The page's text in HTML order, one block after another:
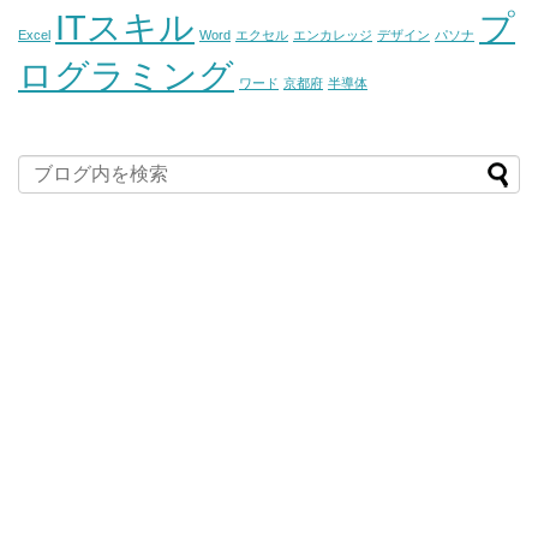
Excel ITスキル Word エクセル エンカレッジ デザイン パソナ プ
ログラミング ワード 京都府 半導体